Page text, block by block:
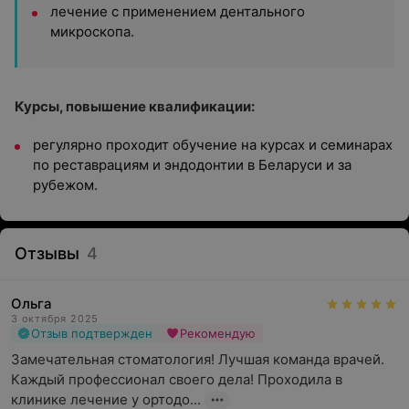
лечение с применением дентального
микроскопа.
Курсы, повышение квалификации:
регулярно проходит обучение на курсах и семинарах
по реставрациям и эндодонтии в Беларуси и за
рубежом.
Отзывы 4
Ольга
3 октября 2025
Отзыв подтвержден Рекомендую
Замечательная стоматология! Лучшая команда врачей.
Каждый профессионал своего дела! Проходила в
клинике лечение у ортодо...